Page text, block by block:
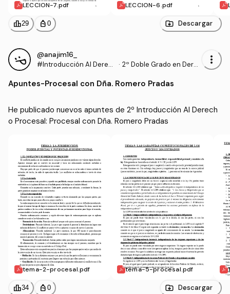
LECCION-7.pdf LECCION-6.pdf
leaderboard29 personal_bag 0 Descargar
@anajim16_
#Introducción Al Derec
· 2º Doble Grado en Dere
ración Pública (US)
more_vert
Apuntes-Procesal con Dña. Romero Pradas
He publicado nuevos apuntes de 2º Introducción Al Derech
o Procesal: Procesal con Dña. Romero Pradas
tema-2-procesal.pdf tema-5-procesal.pdf
leaderboard34 personal_bag 0 Descargar